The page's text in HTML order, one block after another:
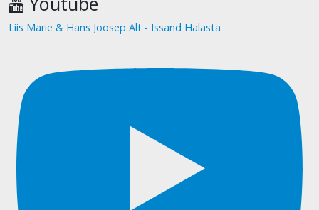
Liis Marie & Hans Joosep Alt - Issand Halasta